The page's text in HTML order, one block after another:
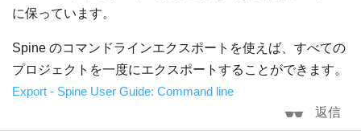
に保っています。
Spine のコマンドラインエクスポートを使えば、すべての
プロジェクトを一度にエクスポートすることができます。
Export - Spine User Guide: Command line
返信